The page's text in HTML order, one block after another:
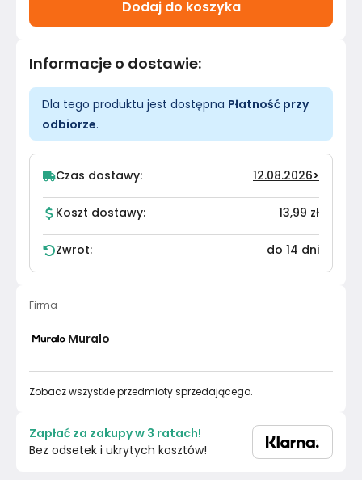
Dodaj do koszyka
Informacje o dostawie:
Dla tego produktu jest dostępna Płatność przy
odbiorze.
Czas dostawy: 12.08.2026>
Koszt dostawy: 13,99 zł
Zwrot: do 14 dni
Firma
Muralo
Zobacz wszystkie przedmioty sprzedającego.
Zapłać za zakupy w 3 ratach!
Bez odsetek i ukrytych kosztów!